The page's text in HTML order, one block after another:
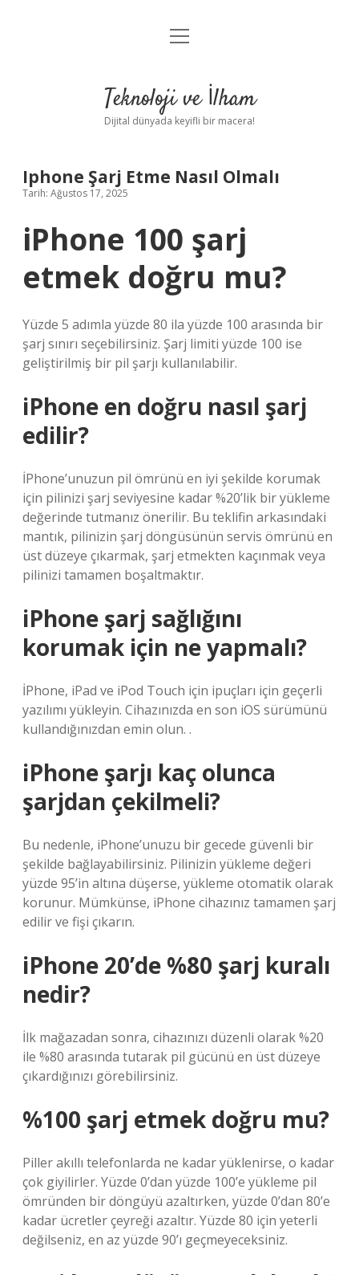
Anasayfa
Yasal Uyarı
menüyü
Teknoloji ve İlham
Dijital dünyada keyifli bir macera!
Iphone Şarj Etme Nasıl Olmalı
Tarih: Ağustos 17, 2025
iPhone 100 şarj
etmek doğru mu?
Yüzde 5 adımla yüzde 80 ila yüzde 100 arasında bir
şarj sınırı seçebilirsiniz. Şarj limiti yüzde 100 ise
geliştirilmiş bir pil şarjı kullanılabilir.
iPhone en doğru nasıl şarj
edilir?
İPhone’unuzun pil ömrünü en iyi şekilde korumak
için pilinizi şarj seviyesine kadar %20’lik bir yükleme
değerinde tutmanız önerilir. Bu teklifin arkasındaki
mantık, pilinizin şarj döngüsünün servis ömrünü en
üst düzeye çıkarmak, şarj etmekten kaçınmak veya
pilinizi tamamen boşaltmaktır.
iPhone şarj sağlığını
korumak için ne yapmalı?
İPhone, iPad ve iPod Touch için ipuçları için geçerli
yazılımı yükleyin. Cihazınızda en son iOS sürümünü
kullandığınızdan emin olun. .
iPhone şarjı kaç olunca
şarjdan çekilmeli?
Bu nedenle, iPhone’unuzu bir gecede güvenli bir
şekilde bağlayabilirsiniz. Pilinizin yükleme değeri
yüzde 95’in altına düşerse, yükleme otomatik olarak
korunur. Mümkünse, iPhone cihazınız tamamen şarj
edilir ve fişi çıkarın.
iPhone 20’de %80 şarj kuralı
nedir?
İlk mağazadan sonra, cihazınızı düzenli olarak %20
ile %80 arasında tutarak pil gücünü en üst düzeye
çıkardığınızı görebilirsiniz.
%100 şarj etmek doğru mu?
Piller akıllı telefonlarda ne kadar yüklenirse, o kadar
çok giyilirler. Yüzde 0’dan yüzde 100’e yükleme pil
ömründen bir döngüyü azaltırken, yüzde 0’dan 80’e
kadar ücretler çeyreği azaltır. Yüzde 80 için yeterli
değilseniz, en az yüzde 90’ı geçmeyeceksiniz.